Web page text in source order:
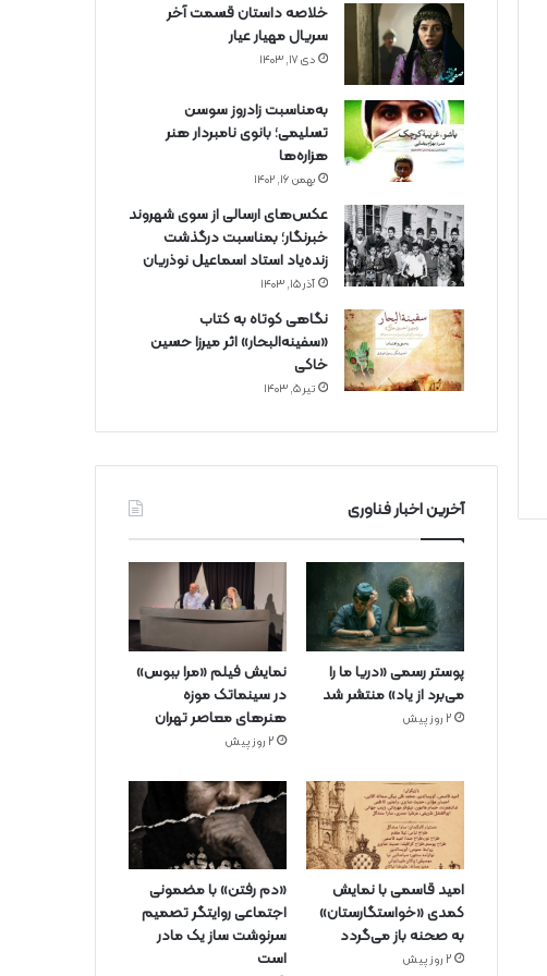
خلاصه داستان قسمت آخر
سریال مهیار عیار
دی ۱۷, ۱۴۰۳
به‌مناسبت زادروز سوسن
تسلیمی؛ بانوی نامبردار هنر
هزاره‌ها
بهمن ۱۶, ۱۴۰۲
عکس‌های ارسالی از سوی شهروند
خبرنگار؛ بمناسبت درگذشت
زنده‌یاد استاد اسماعیل نوذریان
آذر ۱۵, ۱۴۰۳
نگاهی کوتاه به کتاب
«سفینه‌البحار» اثر میرزا حسین
خاکی
تیر ۵, ۱۴۰۳
آخرین اخبار فناوری
پوستر رسمی «دریا ما را
می‌برد از یاد» منتشر شد
2 روز پیش
نمایش فیلم «مرا ببوس»
در سینماتک موزه
هنرهای معاصر تهران
2 روز پیش
امید قاسمی با نمایش
کمدی «خواستگارستان»
به صحنه باز می‌گردد
2 روز پیش
«دم رفتن» با مضمونی
اجتماعی روایتگر تصمیم
سرنوشت ساز یک مادر
است